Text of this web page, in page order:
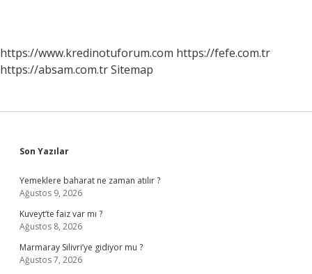
https://www.kredinotuforum.com https://fefe.com.tr
https://absam.com.trSitemap
Sidebar
Son Yazılar
Yemeklere baharat ne zaman atılır ?
Ağustos 9, 2026
Kuveyt’te faiz var mı ?
Ağustos 8, 2026
Marmaray Silivri’ye gidiyor mu ?
Ağustos 7, 2026